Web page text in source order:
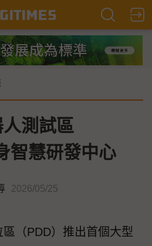
人測試區
智慧研發中心
2026/05/25
（PDD）推出首個大型